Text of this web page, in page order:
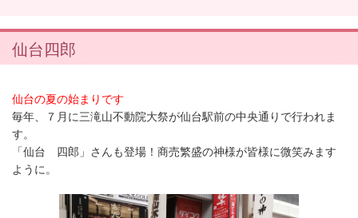
仙台四郎
仙台の夏の始まりです
毎年、７月に三滝山不動院大祭が仙台駅前の中央通りで行われま
す。
「仙台 四郎」さんも登場！商売繁盛の神様が皆様に微笑みます
ように。